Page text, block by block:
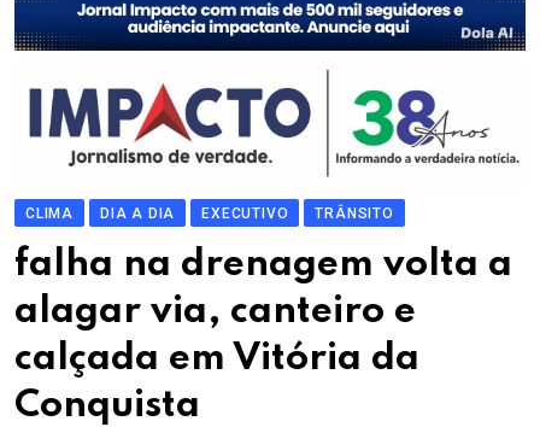
CLIMA DIA A DIA EXECUTIVO TRÂNSITO
falha na drenagem volta a
alagar via, canteiro e
calçada em Vitória da
Conquista